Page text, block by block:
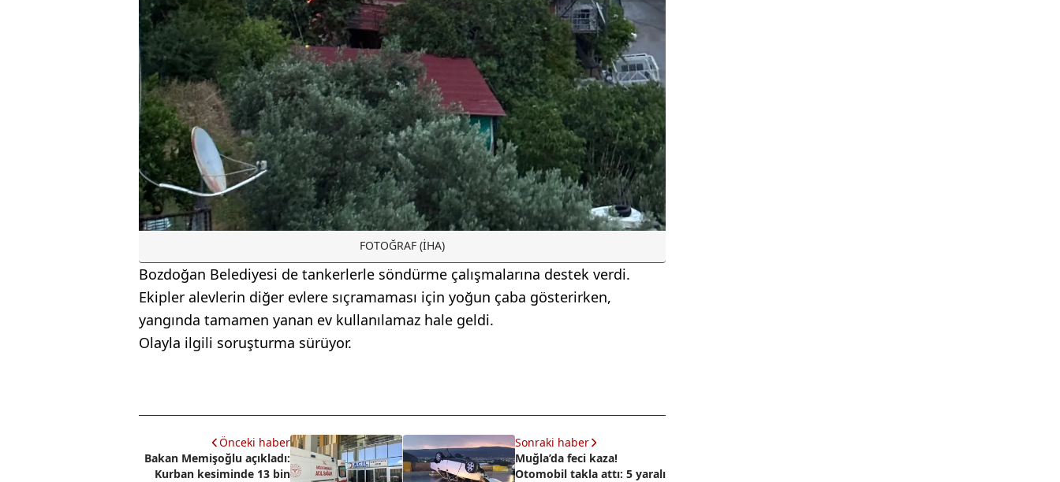
FOTOĞRAF (İHA)
Bozdoğan Belediyesi de tankerlerle söndürme çalışmalarına destek verdi.
Ekipler alevlerin diğer evlere sıçramaması için yoğun çaba gösterirken,
yangında tamamen yanan ev kullanılamaz hale geldi.
Olayla ilgili soruşturma sürüyor.
Önceki haber
Bakan Memişoğlu açıkladı:
Kurban kesiminde 13 bin
Sonraki haber
Muğla’da feci kaza!
Otomobil takla attı: 5 yaralı